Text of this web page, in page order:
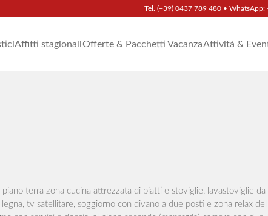
Tel. (+39) 0437 789 480• WhatsApp:
Affitti stagionaliOfferte & Pacchetti VacanzaAttività &
terra zona cucina attrezzata di piatti e stoviglie, lavastoviglie
tv satellitare, soggiorno con divano a due posti e zona relax